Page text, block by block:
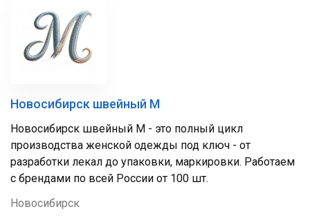
Новосибирск швейный М
Новосибирск швейный М - это полный цикл
производства женской одежды под ключ - от
разработки лекал до упаковки, маркировки. Работаем
с брендами по всей России от 100 шт.
Новосибирск